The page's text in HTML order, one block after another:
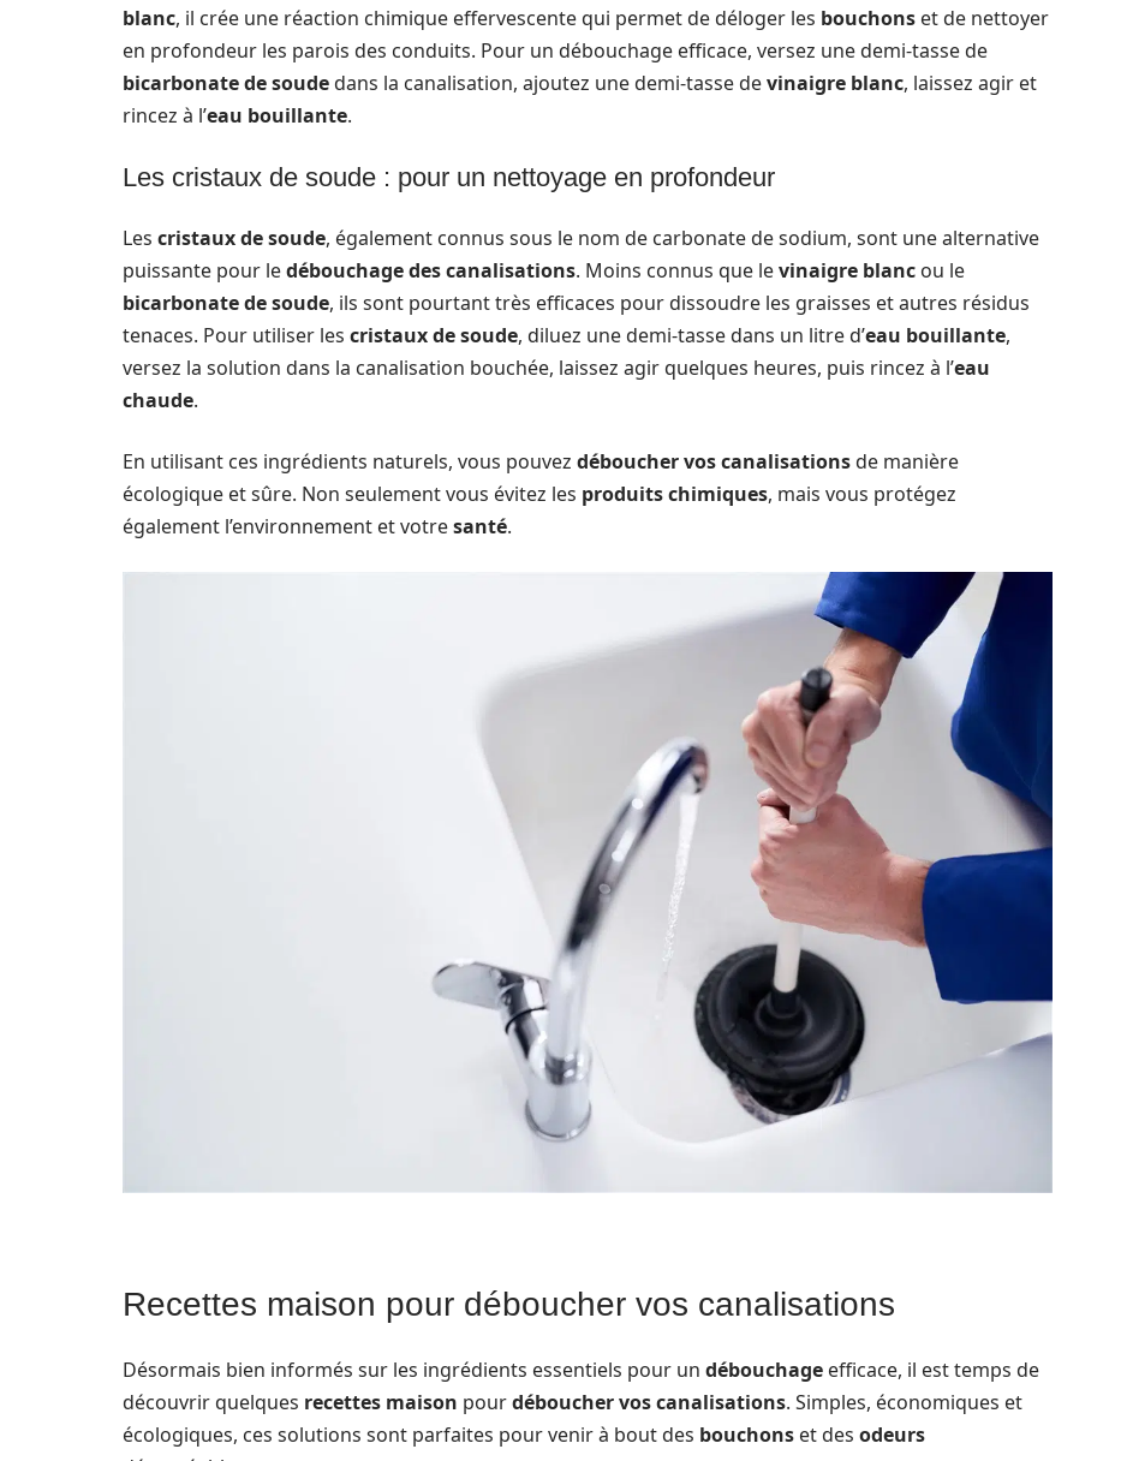
blanc, il crée une réaction chimique effervescente qui permet de déloger les bouchons et de nettoyer
en profondeur les parois des conduits. Pour un débouchage efficace, versez une demi-tasse de
bicarbonate de soudedans la canalisation, ajoutez une demi-tasse devinaigre blanc, laissez agir et
rincez à l’eau bouillante.
Les cristaux de soude : pour un nettoyage en profondeur
Les cristaux de soude, également connus sous le nom de carbonate de sodium, sont une alternative
puissante pour ledébouchage des canalisations. Moins connus que levinaigre blanc ou le
bicarbonate de soude, ils sont pourtant très efficaces pour dissoudre les graisses et autres résidus
tenaces. Pour utiliser les cristaux de soude, diluez une demi-tasse dans un litre d’eau bouillante,
versez la solution dans la canalisation bouchée, laissez agir quelques heures, puis rincez à l’eau
chaude.
En utilisant ces ingrédients naturels, vous pouvez déboucher vos canalisationsde manière
écologique et sûre. Non seulement vous évitez les produits chimiques, mais vous protégez
également l’environnement et votresanté.
Recettes maison pour déboucher vos canalisations
Désormais bien informés sur les ingrédients essentiels pour un débouchage efficace, il est temps de
découvrir quelques recettes maison pourdéboucher vos canalisations. Simples, économiques et
écologiques, ces solutions sont parfaites pour venir à bout des bouchons et des odeurs